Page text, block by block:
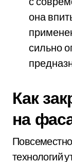
она
сильно
Как
на
технологий